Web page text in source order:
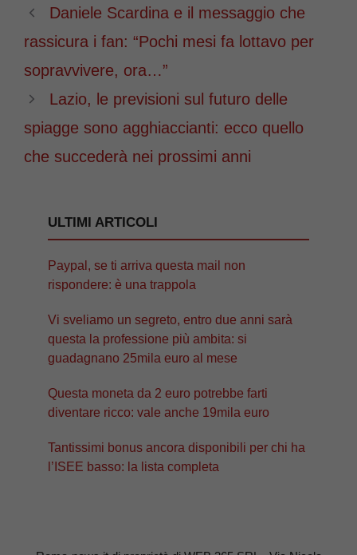
Daniele Scardina e il messaggio che
rassicura i fan: “Pochi mesi fa lottavo per
sopravvivere, ora…”
Lazio, le previsioni sul futuro delle
spiagge sono agghiaccianti: ecco quello
che succederà nei prossimi anni
ULTIMI ARTICOLI
Paypal, se ti arriva questa mail non
rispondere: è una trappola
Vi sveliamo un segreto, entro due anni sarà
questa la professione più ambita: si
guadagnano 25mila euro al mese
Questa moneta da 2 euro potrebbe farti
diventare ricco: vale anche 19mila euro
Tantissimi bonus ancora disponibili per chi ha
l’ISEE basso: la lista completa